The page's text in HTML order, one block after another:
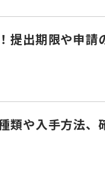
提出期限や申請
類や入手方法、